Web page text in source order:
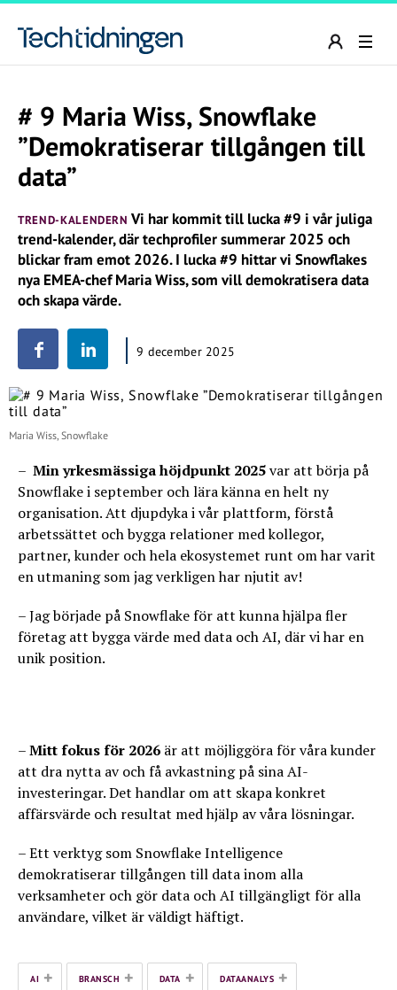
# 9 Maria Wiss, Snowflake
”Demokratiserar tillgången till
data”
TREND-KALENDERN Vi har kommit till lucka #9 i vår juliga
trend-kalender, där techprofiler summerar 2025 och
blickar fram emot 2026. I lucka #9 hittar vi Snowflakes
nya EMEA-chef Maria Wiss, som vill demokratisera data
och skapa värde.
9 december 2025
Maria Wiss, Snowflake
– Min yrkesmässiga höjdpunkt 2025var att börja på
Snowflake i september och lära känna en helt ny
organisation. Att djupdyka i vår plattform, förstå
arbetssättet och bygga relationer med kollegor,
partner, kunder och hela ekosystemet runt om har varit
en utmaning som jag verkligen har njutit av!
– Jag började på Snowflake för att kunna hjälpa fler
företag att bygga värde med data och AI, där vi har en
unik position.
–Mitt fokus för 2026 är att möjliggöra för våra kunder
att dra nytta av och få avkastning på sina AI-
investeringar. Det handlar om att skapa konkret
affärsvärde och resultat med hjälp av våra lösningar.
– Ett verktyg som Snowflake Intelligence
demokratiserar tillgången till data inom alla
verksamheter och gör data och AI tillgängligt för alla
användare, vilket är väldigt häftigt.
AI + BRANSCH + DATA + DATAANALYS +